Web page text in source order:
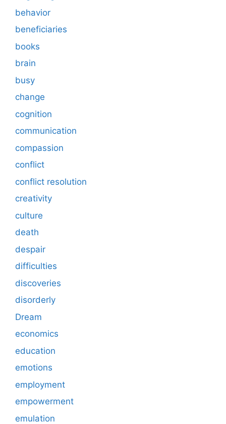
behavior
beneficiaries
books
brain
busy
change
cognition
communication
compassion
conflict
conflict resolution
creativity
culture
death
despair
difficulties
discoveries
disorderly
Dream
economics
education
emotions
employment
empowerment
emulation